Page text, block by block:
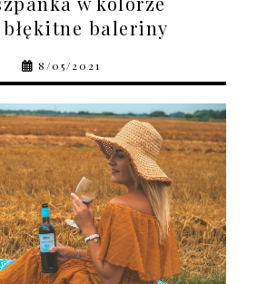
baleriny
8/05/2021